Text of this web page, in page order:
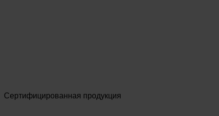
Сертифицированная продукция